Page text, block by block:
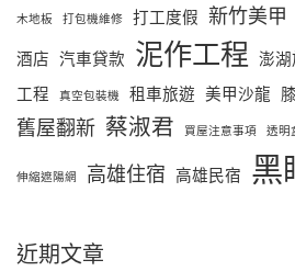
木地板
打包機維修 打工度假 新竹美甲
酒店 汽車貸款 泥作工程 澎
工程
真空包裝機 租車旅遊 美甲沙龍
舊屋翻新 蔡淑君 買屋注意事項 透明
伸縮遮陽網 高雄住宿 高雄民宿 黑
近期文章